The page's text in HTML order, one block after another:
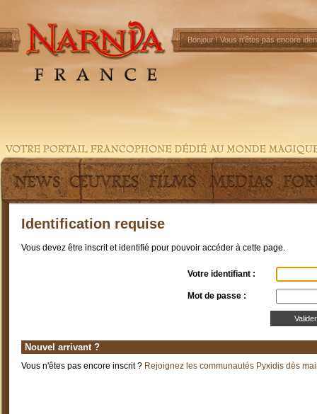
Bonjour !Vous n'êtes pas encore
Identification requise
Vous devez être inscrit et identifié pour pouvoir accéder à cette page.
Votre identifiant :
Mot de passe :
Nouvel arrivant ?
Vous n'êtes pas encore inscrit ? Rejoignez les communautés Pyxidis dès